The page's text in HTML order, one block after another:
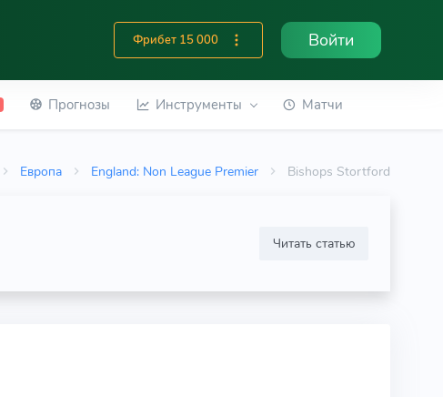
Фрибет 15 000 Войти
Прогнозы Инструменты Матчи
Европа England: Non League Premier Bishops Stortford
Читать статью